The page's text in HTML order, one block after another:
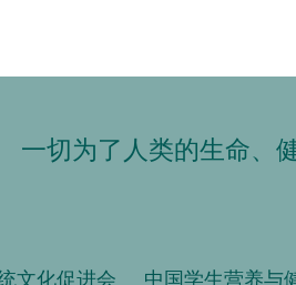
一切为了人类的生命、
文化促进会 中国学生营养与